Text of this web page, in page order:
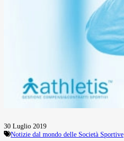
30 Luglio 2019
Notizie dal mondo delle Società Sportive